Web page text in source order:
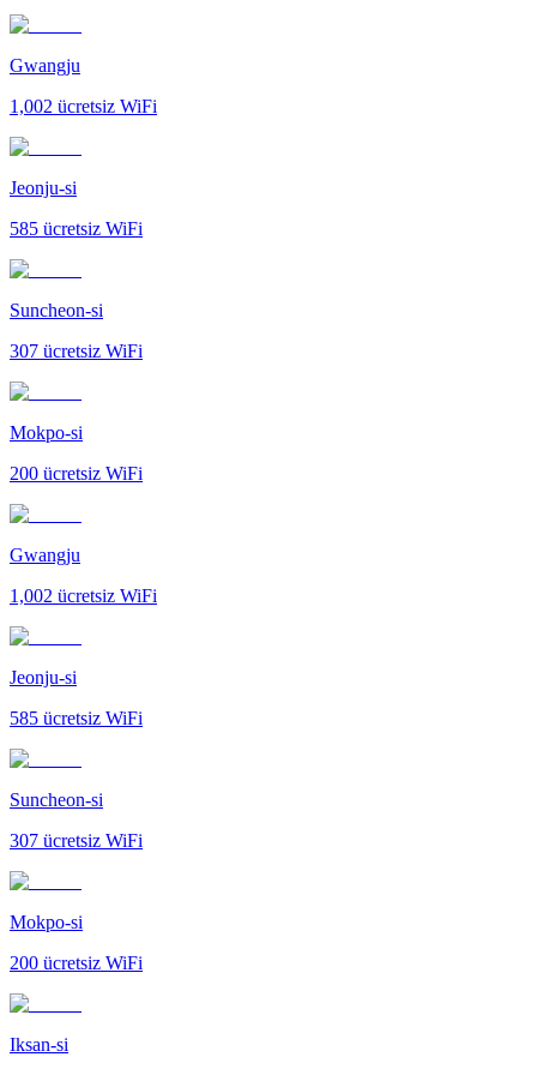
Gwangju
1,002 ücretsiz WiFi
Jeonju-si
585 ücretsiz WiFi
Suncheon-si
307 ücretsiz WiFi
Mokpo-si
200 ücretsiz WiFi
Gwangju
1,002 ücretsiz WiFi
Jeonju-si
585 ücretsiz WiFi
Suncheon-si
307 ücretsiz WiFi
Mokpo-si
200 ücretsiz WiFi
Iksan-si